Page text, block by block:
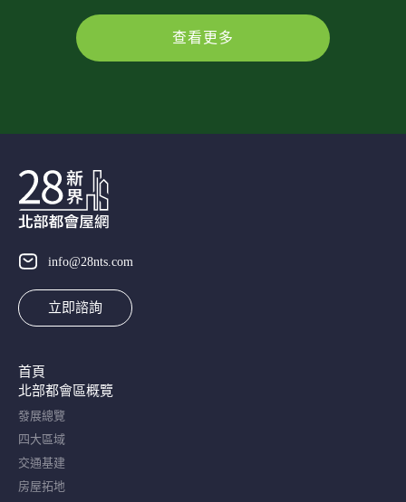
查看更多
info@28nts.com
立即諮詢
首頁
北部都會區概覽​
發展總覽
四大區域
交通基建
房屋拓地